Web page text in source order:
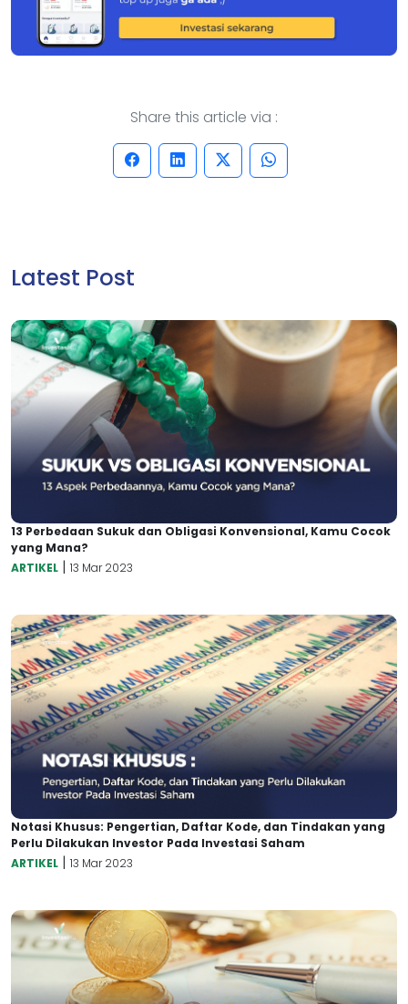
Share this article via :
Latest Post
13 Perbedaan Sukuk dan Obligasi Konvensional, Kamu Cocok
yang Mana?
ARTIKEL | 13 Mar 2023
Notasi Khusus: Pengertian, Daftar Kode, dan Tindakan yang
Perlu Dilakukan Investor Pada Investasi Saham
ARTIKEL | 13 Mar 2023